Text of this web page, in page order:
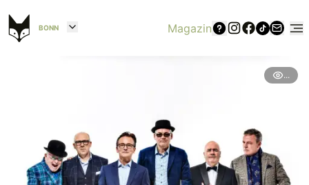
BONN Magazin
...